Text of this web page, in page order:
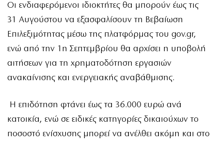
Οι ενδιαφερόμενοι ιδιοκτήτες θα μπορούν έως τις
31 Αυγούστου να εξασφαλίσουν τη Βεβαίωση
Επιλεξιμότητας μέσω της πλατφόρμας του gov.gr,
ενώ από την 1η Σεπτεμβρίου θα αρχίσει η υποβολή
αιτήσεων για τη χρηματοδότηση εργασιών
ανακαίνισης και ενεργειακής αναβάθμισης.
Η επιδότηση φτάνει έως τα 36.000 ευρώ ανά
κατοικία, ενώ σε ειδικές κατηγορίες δικαιούχων το
ποσοστό ενίσχυσης μπορεί να ανέλθει ακόμη και στο